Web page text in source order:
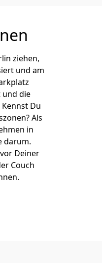
ziehen,
und am
und die
Du
Als
in
darum.
Deiner
Couch